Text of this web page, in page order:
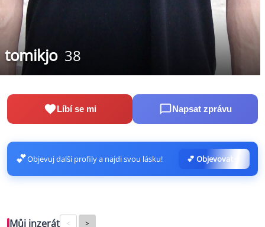
tomikjo 38
Líbí se mi Napsat zprávu
💕Objevuj další profily a najdi svou lásku! 💕 Objevovat
Můj inzerát < >